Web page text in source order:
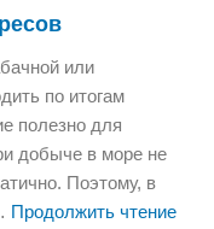
или
по итогам
полезно для
добыче в море не
Поэтому, в
Продолжить чтение